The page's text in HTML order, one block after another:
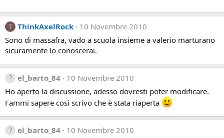
T ThinkAxelRock
10 Novembre 2010
Sono di massafra, vado a scuola insieme a valerio marturano
sicuramente lo conoscerai.
el_barto_84
10 Novembre 2010
Ho aperto la discussione, adesso dovresti poter modificare.
Fammi sapere così scrivo che è stata riaperta
el_barto_84
10 Novembre 2010